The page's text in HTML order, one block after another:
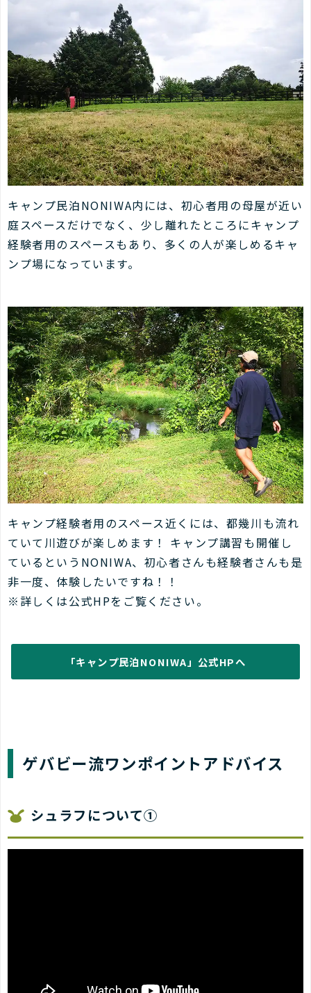
キャンプ民泊NONIWA内には、初心者用の母屋が近い
庭スペースだけでなく、少し離れたところにキャンプ
経験者用のスペースもあり、多くの人が楽しめるキャ
ンプ場になっています。
キャンプ経験者用のスペース近くには、都幾川も流れ
ていて川遊びが楽しめます！ キャンプ講習も開催し
ているというNONIWA、初心者さんも経験者さんも是
非一度、体験したいですね！！
※詳しくは公式HPをご覧ください。
「キャンプ民泊NONIWA」公式HPへ
ゲバビー流ワンポイントアドバイス
シュラフについて①